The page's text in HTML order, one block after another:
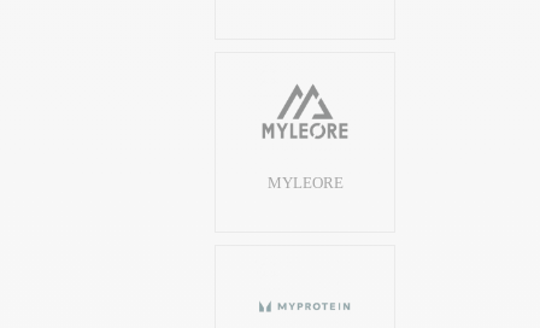
MYLEORE